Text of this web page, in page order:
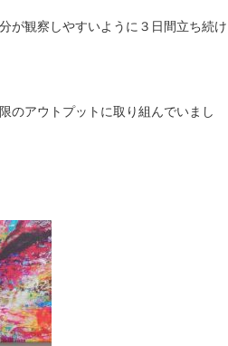
が観察しやすいように３日間立ち続け
のアウトプットに取り組んでいまし